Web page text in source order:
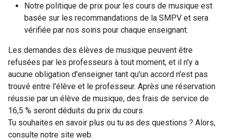
Notre politique de prix pour les cours de musique est
basée sur les recommandations de la SMPV et sera
vérifiée par nos soins pour chaque enseignant.
Les demandes des élèves de musique peuvent être
refusées par les professeurs à tout moment, et il n'y a
aucune obligation d'enseigner tant qu'un accord n'est pas
trouvé entre l'élève et le professeur. Après une réservation
réussie par un élève de musique, des frais de service de
16,5 % seront déduits du prix du cours.
Tu souhaites en savoir plus ou tu as des questions ? Alors,
consulte notre site web.